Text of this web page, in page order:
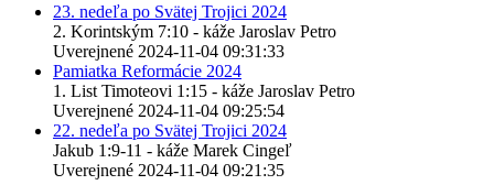
23. nedeľa po Svätej Trojici 2024
2. Korintským 7:10 - káže Jaroslav Petro
Uverejnené 2024-11-04 09:31:33
Pamiatka Reformácie 2024
1. List Timoteovi 1:15 - káže Jaroslav Petro
Uverejnené 2024-11-04 09:25:54
22. nedeľa po Svätej Trojici 2024
Jakub 1:9-11 - káže Marek Cingeľ
Uverejnené 2024-11-04 09:21:35